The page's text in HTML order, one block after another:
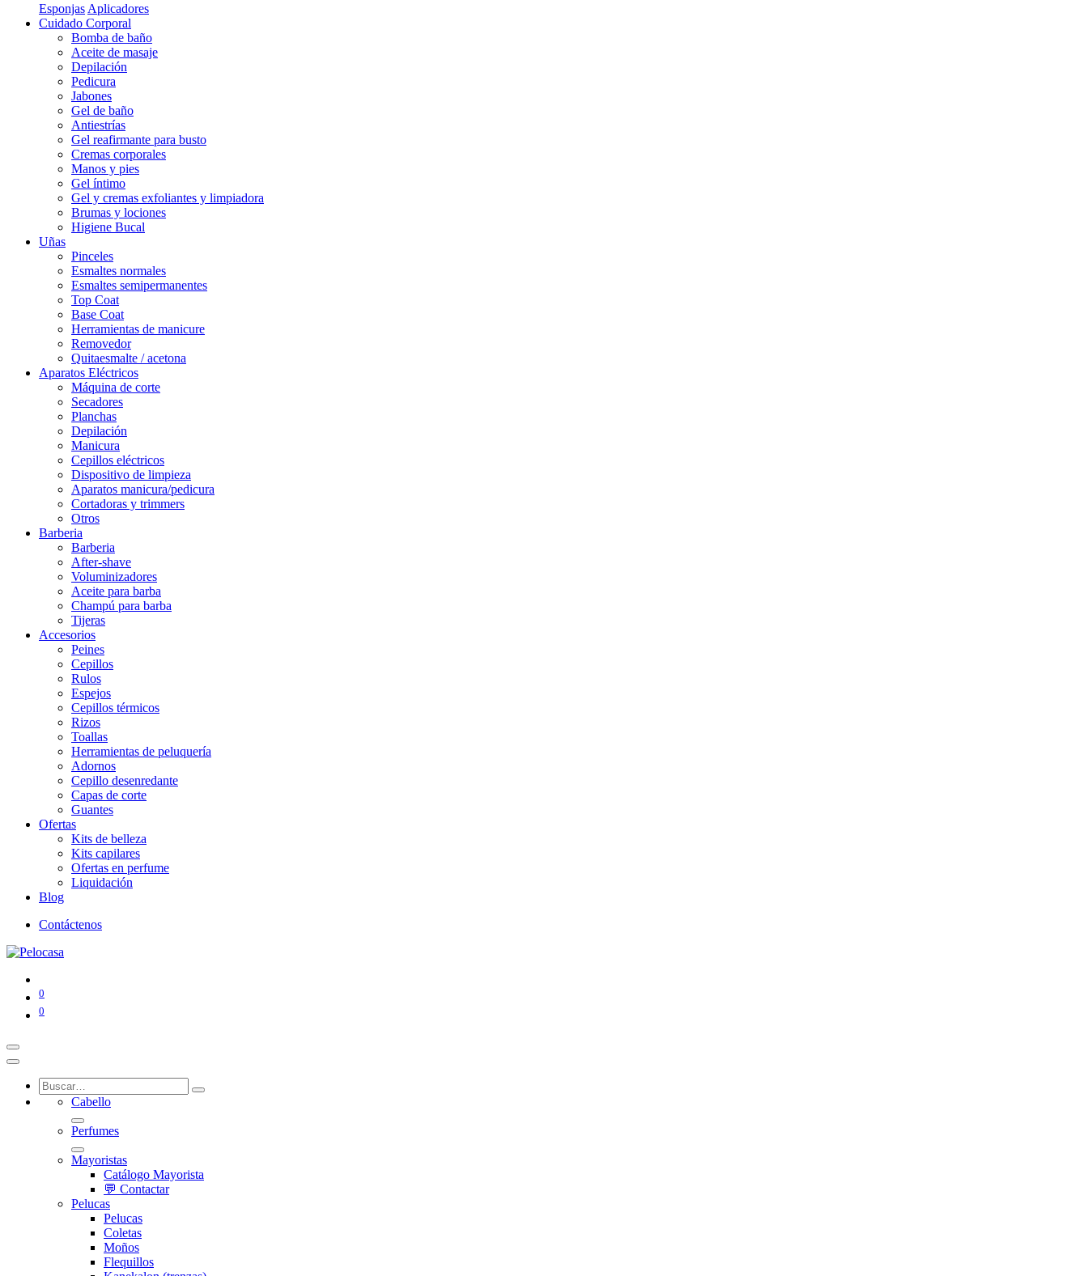
Esponjas Aplicadores
Cuidado Corporal
Bomba de baño
Aceite de masaje
Depilación
Pedicura
Jabones
Gel de baño
Antiestrías
Gel reafirmante para busto
Cremas corporales
Manos y pies
Gel íntimo
Gel y cremas exfoliantes y limpiadora
Brumas y lociones
Higiene Bucal
Uñas
Pinceles
Esmaltes normales
Esmaltes semipermanentes
Top Coat
Base Coat
Herramientas de manicure
Removedor
Quitaesmalte / acetona
Aparatos Eléctricos
Máquina de corte
Secadores
Planchas
Depilación
Manicura
Cepillos eléctricos
Dispositivo de limpieza
Aparatos manicura/pedicura
Cortadoras y trimmers
Otros
Barberia
Barberia
After-shave
Voluminizadores
Aceite para barba
Champú para barba
Tijeras
Accesorios
Peines
Cepillos
Rulos
Espejos
Cepillos térmicos
Rizos
Toallas
Herramientas de peluquería
Adornos
Cepillo desenredante
Capas de corte
Guantes
Ofertas
Kits de belleza
Kits capilares
Ofertas en perfume
Liquidación
Blog
Contáctenos
0
0
Cabello
Perfumes
Mayoristas
Catálogo Mayorista
💬 Contactar
Pelucas
Pelucas
Coletas
Moños
Flequillos